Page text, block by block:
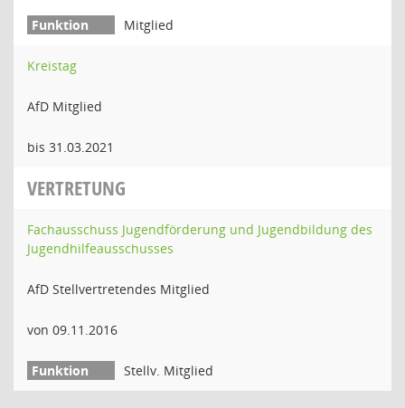
Mitglied
Kreistag
AfD Mitglied
bis 31.03.2021
VERTRETUNG
Fachausschuss Jugendförderung und Jugendbildung des
Jugendhilfeausschusses
AfD Stellvertretendes Mitglied
von 09.11.2016
Stellv. Mitglied